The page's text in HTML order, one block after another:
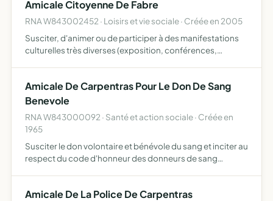
actions …
Amicale Citoyenne De Fabre
RNA W843002452 · Loisirs et vie sociale · Créée en 2005
Susciter, d'animer ou de participer à des manifestations
culturelles très diverses (exposition, conférences,
lesmembre…
Amicale De Carpentras Pour Le Don De Sang
Benevole
RNA W843000092 · Santé et action sociale · Créée en
1965
Susciter le don volontaire et bénévole du sang et inciter au
respect du code d'honneur des donneurs de sang
bénévola…
Amicale De La Police De Carpentras